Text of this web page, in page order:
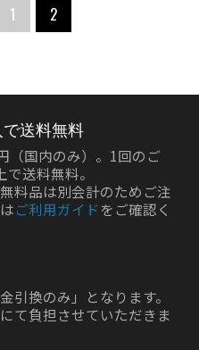
1 2
送料無料
（国内のみ）。1回のご
送料無料。
料品は別会計のためご注
ご利用ガイド をご確認く
引換のみ」となります。
て負担させていただきま